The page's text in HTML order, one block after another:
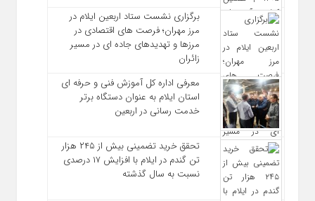
برگزاری نشست ستاد اربعین ایلام در
مرز مهران؛ فرصت‌ های اقتصادی در
مرزها و تهدیدهای جاده‌ ای در مسیر
زائران
معرفی اداره کل آموزش فنی و حرفه‌ ای
استان ایلام به‌ عنوان دستگاه برتر
خدمت‌ رسانی در اربعین
تحقق خرید تضمینی بیش از ۲۴۵ هزار
تن گندم در ایلام با افزایش ۱۷ درصدی
نسبت به سال گذشته